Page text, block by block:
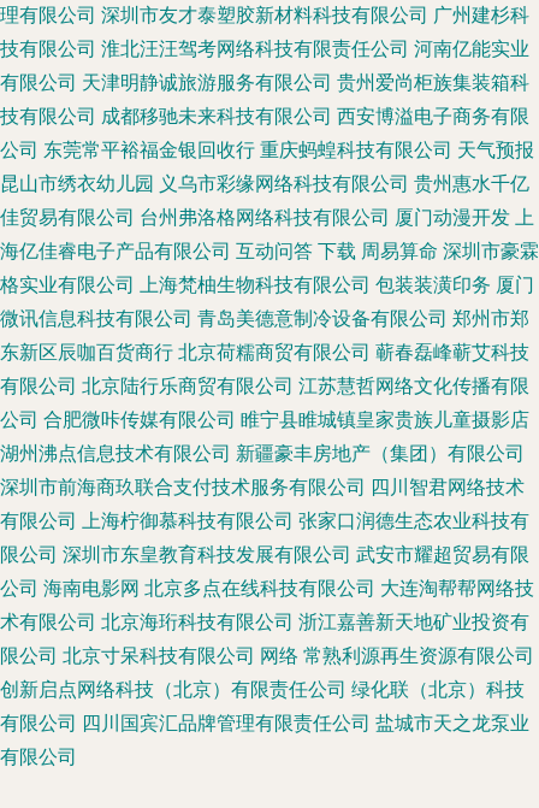
理有限公司 深圳市友才泰塑胶新材料科技有限公司 广州建杉科
技有限公司 淮北汪汪驾考网络科技有限责任公司 河南亿能实业
有限公司 天津明静诚旅游服务有限公司 贵州爱尚柜族集装箱科
技有限公司 成都移驰未来科技有限公司 西安博溢电子商务有限
公司 东莞常平裕福金银回收行 重庆蚂蝗科技有限公司 天气预报
昆山市绣衣幼儿园 义乌市彩缘网络科技有限公司 贵州惠水千亿
佳贸易有限公司 台州弗洛格网络科技有限公司 厦门动漫开发 上
海亿佳睿电子产品有限公司 互动问答 下载 周易算命 深圳市豪霖
格实业有限公司 上海梵柚生物科技有限公司 包装装潢印务 厦门
微讯信息科技有限公司 青岛美德意制冷设备有限公司 郑州市郑
东新区辰咖百货商行 北京荷糯商贸有限公司 蕲春磊峰蕲艾科技
有限公司 北京陆行乐商贸有限公司 江苏慧哲网络文化传播有限
公司 合肥微咔传媒有限公司 睢宁县睢城镇皇家贵族儿童摄影店
湖州沸点信息技术有限公司 新疆豪丰房地产（集团）有限公司
深圳市前海商玖联合支付技术服务有限公司 四川智君网络技术
有限公司 上海柠御慕科技有限公司 张家口润德生态农业科技有
限公司 深圳市东皇教育科技发展有限公司 武安市耀超贸易有限
公司 海南电影网 北京多点在线科技有限公司 大连淘帮帮网络技
术有限公司 北京海珩科技有限公司 浙江嘉善新天地矿业投资有
限公司 北京寸呆科技有限公司 网络 常熟利源再生资源有限公司
创新启点网络科技（北京）有限责任公司 绿化联（北京）科技
有限公司 四川国宾汇品牌管理有限责任公司 盐城市天之龙泵业
有限公司